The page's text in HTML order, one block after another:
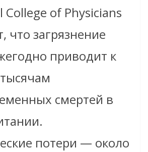
College of Physicians
что загрязнение
приводит к
смертей в
потери — около